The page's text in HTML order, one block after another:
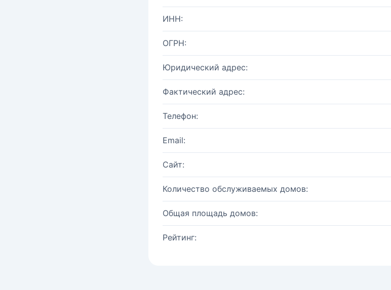
ИНН:
ОГРН:
Юридический адрес:
Фактический адрес:
Телефон:
Email:
Сайт:
Количество обслуживаемых домов:
Общая площадь домов:
Рейтинг: